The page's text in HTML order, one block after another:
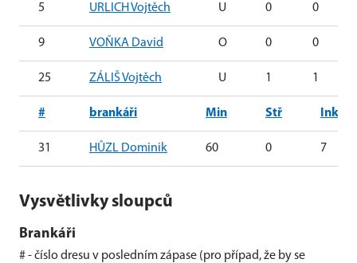
5 URLICH Vojtěch U 0 0
9 VOŇKA David O 0 0
25 ZÁLIŠ Vojtěch U 1 1
# brankáři Min Stř Ink
31 HŮZL Dominik 60 0 7
Vysvětlivky sloupců
Brankáři
# - číslo dresu v posledním zápase (pro případ, že by se